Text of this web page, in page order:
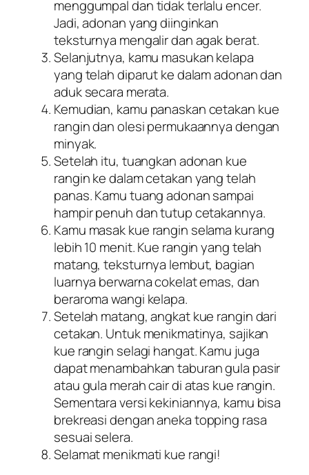
menggumpal dan tidak terlalu encer.
Jadi, adonan yang diinginkan
teksturnya mengalir dan agak berat.
Selanjutnya, kamu masukan kelapa
yang telah diparut ke dalam adonan dan
aduk secara merata.
Kemudian, kamu panaskan cetakan kue
rangin dan olesi permukaannya dengan
minyak.
Setelah itu, tuangkan adonan kue
rangin ke dalam cetakan yang telah
panas. Kamu tuang adonan sampai
hampir penuh dan tutup cetakannya.
Kamu masak kue rangin selama kurang
lebih 10 menit. Kue rangin yang telah
matang, teksturnya lembut, bagian
luarnya berwarna cokelat emas, dan
beraroma wangi kelapa.
Setelah matang, angkat kue rangin dari
cetakan. Untuk menikmatinya, sajikan
kue rangin selagi hangat. Kamu juga
dapat menambahkan taburan gula pasir
atau gula merah cair di atas kue rangin.
Sementara versi kekiniannya, kamu bisa
brekreasi dengan anekatopping rasa
sesuai selera.
Selamat menikmati kue rangi!